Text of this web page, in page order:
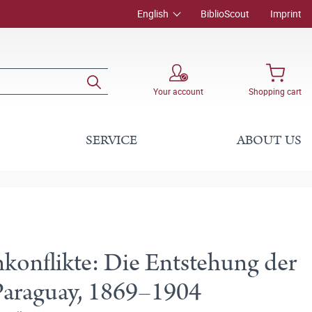
English BiblioScout Imprint
Your account Shopping cart
SERVICE ABOUT US
Die Entstehung der
1869–1904